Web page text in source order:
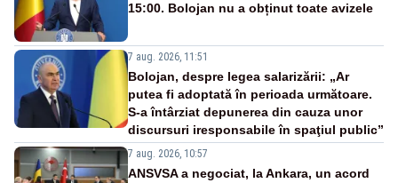
15:00. Bolojan nu a obținut toate avizele
7 aug. 2026, 11:51
Bolojan, despre legea salarizării: „Ar
putea fi adoptată în perioada următoare.
S-a întârziat depunerea din cauza unor
discursuri iresponsabile în spaţiul public”
7 aug. 2026, 10:57
ANSVSA a negociat, la Ankara, un acord